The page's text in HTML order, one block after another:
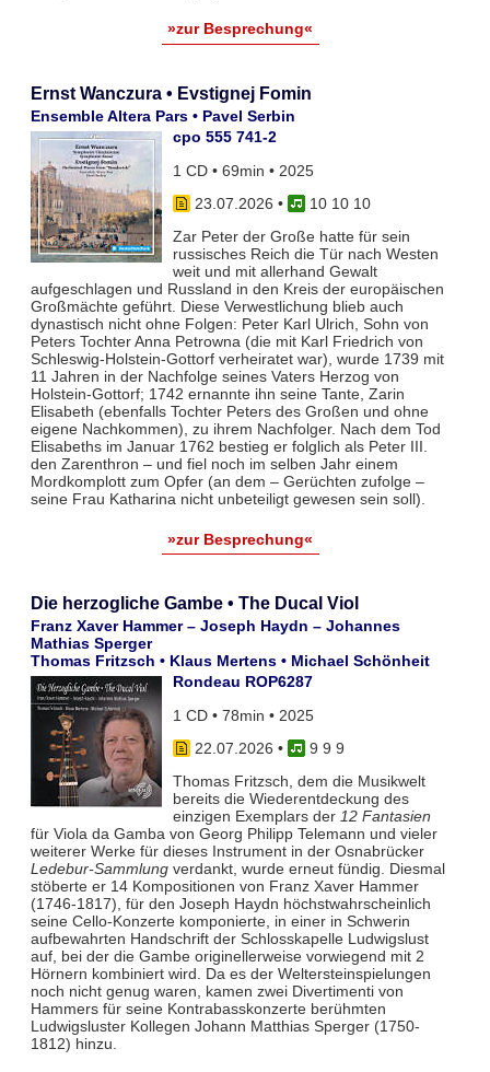
»zur Besprechung«
Ernst Wanczura • Evstignej Fomin
Ensemble Altera Pars • Pavel Serbin
cpo 555 741-2
1 CD • 69min • 2025
23.07.2026 •
10 10 10
Zar Peter der Große hatte für sein
russisches Reich die Tür nach Westen
weit und mit allerhand Gewalt
aufgeschlagen und Russland in den Kreis der europäischen
Großmächte geführt. Diese Verwestlichung blieb auch
dynastisch nicht ohne Folgen: Peter Karl Ulrich, Sohn von
Peters Tochter Anna Petrowna (die mit Karl Friedrich von
Schleswig-Holstein-Gottorf verheiratet war), wurde 1739 mit
11 Jahren in der Nachfolge seines Vaters Herzog von
Holstein-Gottorf; 1742 ernannte ihn seine Tante, Zarin
Elisabeth (ebenfalls Tochter Peters des Großen und ohne
eigene Nachkommen), zu ihrem Nachfolger. Nach dem Tod
Elisabeths im Januar 1762 bestieg er folglich als Peter III.
den Zarenthron – und fiel noch im selben Jahr einem
Mordkomplott zum Opfer (an dem – Gerüchten zufolge –
seine Frau Katharina nicht unbeteiligt gewesen sein soll).
»zur Besprechung«
Die herzogliche Gambe • The Ducal Viol
Franz Xaver Hammer – Joseph Haydn – Johannes
Mathias Sperger
Thomas Fritzsch • Klaus Mertens • Michael Schönheit
Rondeau ROP6287
1 CD • 78min • 2025
22.07.2026 •
9 9 9
Thomas Fritzsch, dem die Musikwelt
bereits die Wiederentdeckung des
einzigen Exemplars der 12 Fantasien
für Viola da Gamba von Georg Philipp Telemann und vieler
weiterer Werke für dieses Instrument in der Osnabrücker
Ledebur-Sammlungverdankt, wurde erneut fündig. Diesmal
stöberte er 14 Kompositionen von Franz Xaver Hammer
(1746-1817), für den Joseph Haydn höchstwahrscheinlich
seine Cello-Konzerte komponierte, in einer in Schwerin
aufbewahrten Handschrift der Schlosskapelle Ludwigslust
auf, bei der die Gambe originellerweise vorwiegend mit 2
Hörnern kombiniert wird. Da es der Weltersteinspielungen
noch nicht genug waren, kamen zwei Divertimenti von
Hammers für seine Kontrabasskonzerte berühmten
Ludwigsluster Kollegen Johann Matthias Sperger (1750-
1812) hinzu.